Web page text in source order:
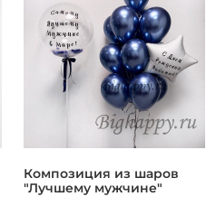
Композиция из шаров
"Лучшему мужчине"